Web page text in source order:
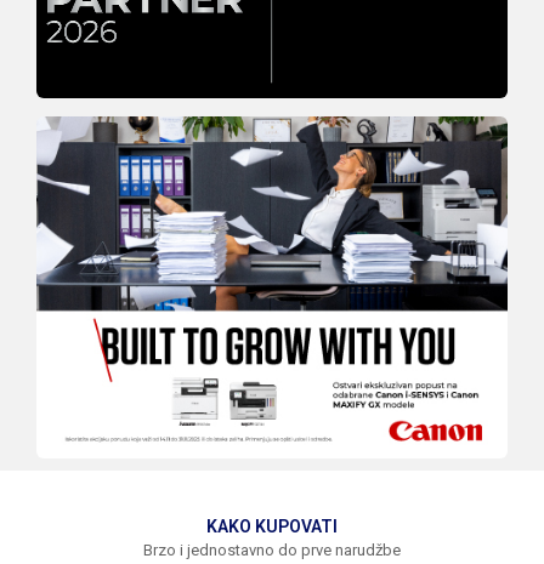
KAKO KUPOVATI
Brzo i jednostavno do prve narudžbe